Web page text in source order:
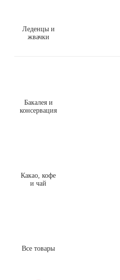
Леденцы и
жвачки
Бакалея и
консервация
Какао, кофе
и чай
Все товары